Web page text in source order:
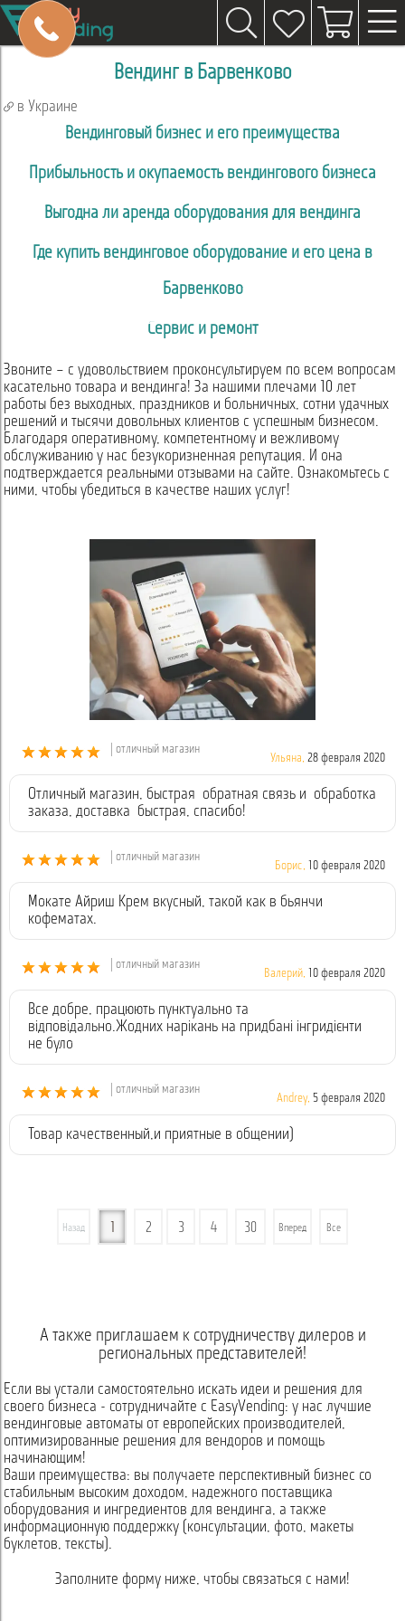
Вендинг в Барвенково
в Украине
Вендинговый бизнес и его преимущества
Прибыльность и окупаемость вендингового бизнеса
Выгодна ли аренда оборудования для вендинга
Где купить вендинговое оборудование и его цена в
Барвенково
Сервис и ремонт
Звоните – с удовольствием проконсультируем по всем вопросам
касательно товара и вендинга! За нашими плечами 10 лет
работы без выходных, праздников и больничных, сотни удачных
решений и тысячи довольных клиентов с успешным бизнесом.
Благодаря оперативному, компетентному и вежливому
обслуживанию у нас безукоризненная репутация. И она
подтверждается реальными отзывами на сайте. Ознакомьтесь с
ними, чтобы убедиться в качестве наших услуг!
| отличный магазин
Ульяна, 28 февраля 2020
Отличный магазин, быстрая обратная связь и обработка
заказа, доставка быстрая, спасибо!
| отличный магазин
Борис, 10 февраля 2020
Мокате Айриш Крем вкусный, такой как в бьянчи
кофематах.
| отличный магазин
Валерий, 10 февраля 2020
Все добре, працюють пунктуально та
відповідально.Жодних нарікань на придбані інгридієнти
не було
| отличный магазин
Andrey, 5 февраля 2020
Товар качественный,и приятные в общении)
Назад 2 3 4 30 Вперед Все
А также приглашаем к сотрудничеству дилеров и
региональных представителей!
Если вы устали самостоятельно искать идеи и решения для
своего бизнеса - сотрудничайте с EasyVending: у нас лучшие
вендинговые автоматы от европейских производителей,
оптимизированные решения для вендоров и помощь
начинающим!
Ваши преимущества: вы получаете перспективный бизнес со
стабильным высоким доходом, надежного поставщика
оборудования и ингредиентов для вендинга, а также
информационную поддержку (консультации, фото, макеты
буклетов, тексты).
Заполните форму ниже, чтобы связаться с нами!